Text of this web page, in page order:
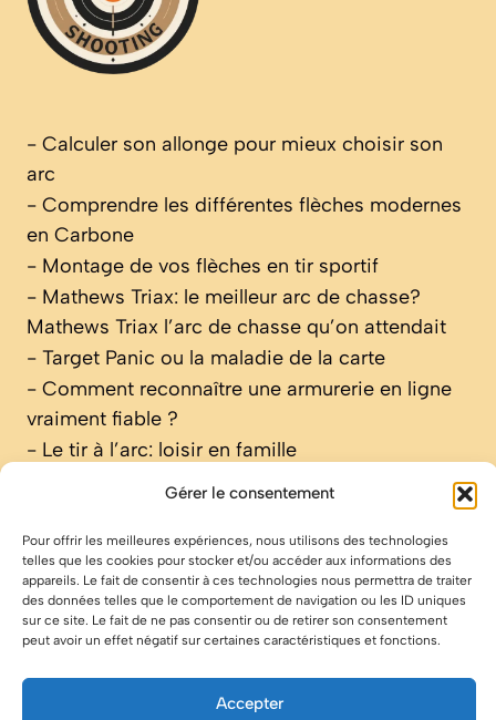
Gérer le consentement
Pour offrir les meilleures expériences, nous utilisons des technologies
telles que les cookies pour stocker et/ou accéder aux informations des
appareils. Le fait de consentir à ces technologies nous permettra de traiter
des données telles que le comportement de navigation ou les ID uniques
sur ce site. Le fait de ne pas consentir ou de retirer son consentement
peut avoir un effet négatif sur certaines caractéristiques et fonctions.
Accepter
- Calculer son allonge pour mieux choisir son
arc
- Comprendre les différentes flèches modernes
en Carbone
- Montage de vos flèches en tir sportif
- Mathews Triax: le meilleur arc de chasse?
Mathews Triax l’arc de chasse qu’on attendait
- Target Panic ou la maladie de la carte
- Comment reconnaître une armurerie en ligne
vraiment fiable ?
- Le tir à l’arc: loisir en famille
Menu
Accueil
A propos
Mentions légales
Contact